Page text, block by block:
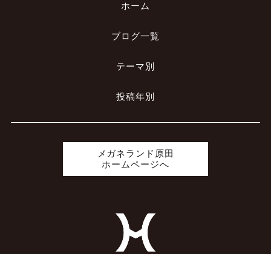
ホーム
ブログ一覧
テーマ別
投稿年別
メガネランド原田
ホームページへ